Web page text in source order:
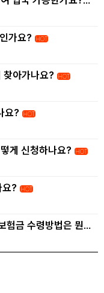
가요? HOT
아가나요? HOT
요? HOT
게 신청하나요? HOT
? HOT
험금 수령방법은 뭔가